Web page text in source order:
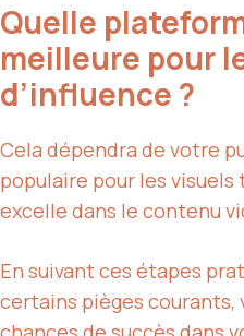
Quelle
meilleure pour
d’influence ?
Cela dépendra de votre
populaire pour les visuels
excelle dans le contenu
En suivant ces étapes
certains pièges courants,